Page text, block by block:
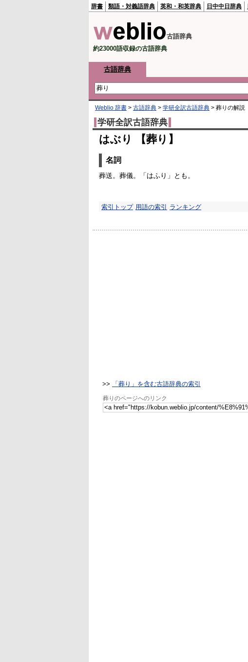
辞書 類語・対義語辞典 英和・和英辞典 日中中日辞典
古語辞典
約23000語収録の古語辞典
古語辞典
Weblio 辞書 > 古語辞典 > 学研全訳古語辞典 > 葬り の解説
学研全訳古語辞典
はぶり 【葬り】
名詞
葬送。葬儀。「はふり」とも。
索引トップ 用語の索引 ランキング
>> 「葬り」を含む古語辞典の索引
葬りのページへのリンク